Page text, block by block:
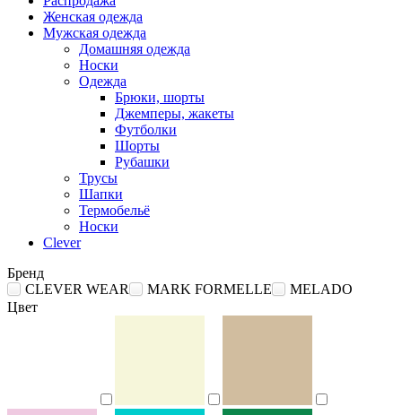
Женская одежда
Мужская одежда
Домашняя одежда
Носки
Одежда
Брюки, шорты
Джемперы, жакеты
Футболки
Шорты
Рубашки
Трусы
Шапки
Термобельё
Носки
Clever
Бренд
CLEVER WEAR
MARK FORMELLE
MELADO
Цвет